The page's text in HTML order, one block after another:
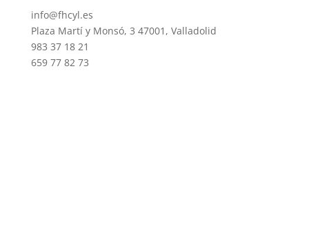
info@fhcyl.es
Plaza Martí y Monsó, 3 47001, Valladolid
983 37 18 21
659 77 82 73